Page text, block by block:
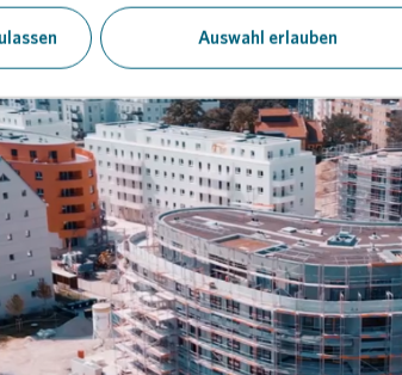
Auswahl erlauben